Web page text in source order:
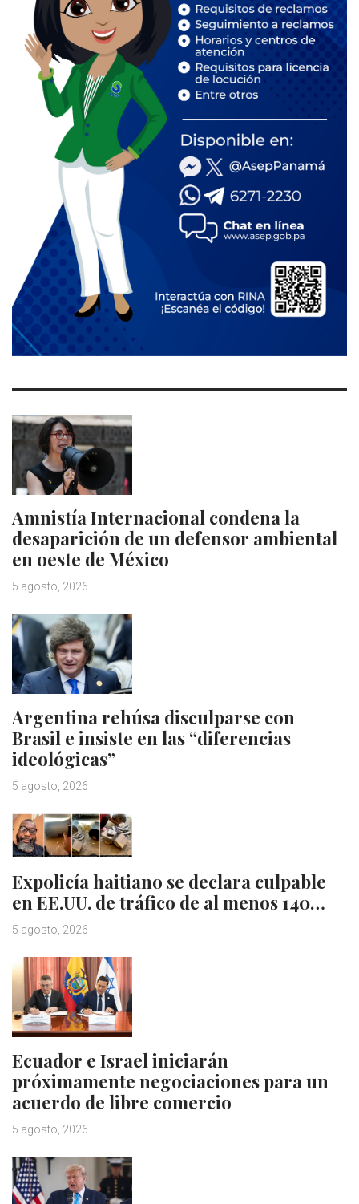
Amnistía Internacional condena la
desaparición de un defensor ambiental
en oeste de México
5 agosto, 2026
Argentina rehúsa disculparse con
Brasil e insiste en las “diferencias
ideológicas”
5 agosto, 2026
Expolicía haitiano se declara culpable
en EE.UU. de tráfico de al menos 140…
5 agosto, 2026
Ecuador e Israel iniciarán
próximamente negociaciones para un
acuerdo de libre comercio
5 agosto, 2026